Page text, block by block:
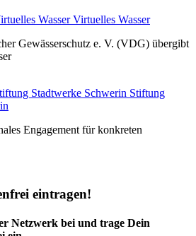
Virtuelles Wasser
Gewässerschutz e. V. (VDG) übergibt
Stiftung
Engagement für konkreten
eintragen!
Netzwerk bei und trage Dein